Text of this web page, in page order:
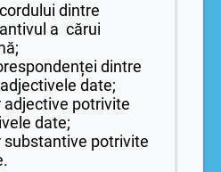
dintre
a cărui
dintre
date;
adjective potrivite
date;
substantive potrivite